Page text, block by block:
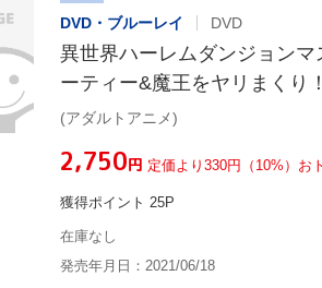
DVD・ブルーレイ DVD
異世界ハーレムダンジョン
ーティー&魔王をヤリまくり
(アダルトアニメ)
¥2,750円 定価より330円（10%）お
獲得ポイント 25P
在庫なし
発売年月日：2021/06/18